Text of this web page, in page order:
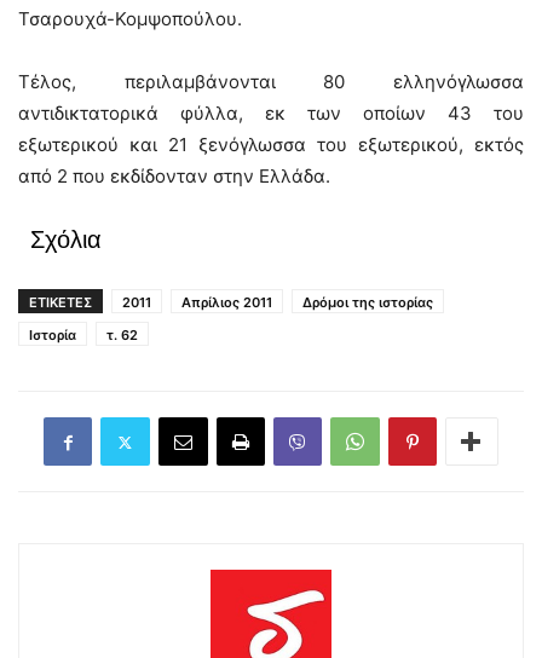
Τσαρουχά-Κομψοπούλου.
Τέλος, περιλαμβάνονται 80 ελληνόγλωσσα
αντιδικτατορικά φύλλα, εκ των οποίων 43 του
εξωτερικού και 21 ξενόγλωσσα του εξωτερικού, εκτός
από 2 που εκδίδονταν στην Ελλάδα.
Σχόλια
ΕΤΙΚΕΤΕΣ 2011 Απρίλιος 2011
Δρόμοι της ιστορίας
Ιστορία
τ. 62